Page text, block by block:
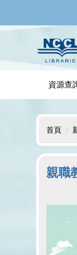
主
容
資源查
首頁
親職